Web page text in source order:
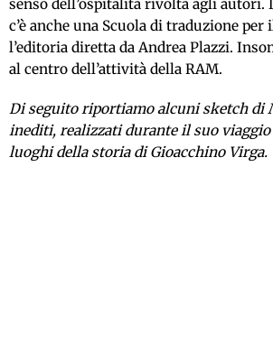
senso dell’ospitalità rivolta agli autori.
c’è anche una Scuola di traduzione
l’editoria diretta da Andrea Plazzi.
al centro dell’attività della RAM.
Di seguito riportiamo alcuni sketch di
inediti, realizzati durante il suo viaggio
luoghi della storia di Gioacchino Virga.